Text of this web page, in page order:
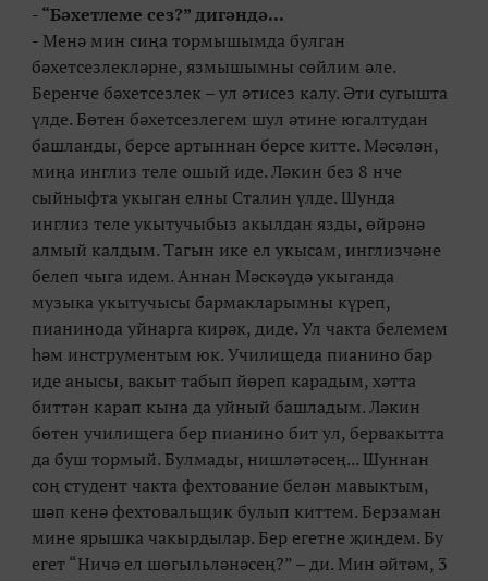
-“Бәхетлеме сез?” дигәндә...
- Менә мин сиңа тормышымда булган
бәхетсезлекләрне, язмышымны сөйлим әле.
Беренче бәхетсезлек – ул әтисез калу. Әти сугышта
үлде. Бөтен бәхетсезлегем шул әтине югалтудан
башланды, берсе артыннан берсе китте. Мәсәлән,
миңа инглиз теле ошый иде. Ләкин без 8 нче
сыйныфта укыган елны Сталин үлде. Шунда
инглиз теле укытучыбыз акылдан язды, өйрәнә
алмый калдым. Тагын ике ел укысам, инглизчәне
белеп чыга идем. Аннан Мәскәүдә укыганда
музыка укытучысы бармакларымны күреп,
пианинода уйнарга кирәк, диде. Ул чакта белемем
һәм инструментым юк. Училищеда пианино бар
иде анысы, вакыт табып йөреп карадым, хәтта
биттән карап кына да уйный башладым. Ләкин
бөтен училищега бер пианино бит ул, бервакытта
да буш тормый. Булмады, нишләтәсең... Шуннан
соң студент чакта фехтование белән мавыктым,
шәп кенә фехтовальщик булып киттем. Берзаман
мине ярышка чакырдылар. Бер егетне җиңдем. Бу
егет “Ничә ел шөгыльләнәсең?” – ди. Мин әйтәм, 3